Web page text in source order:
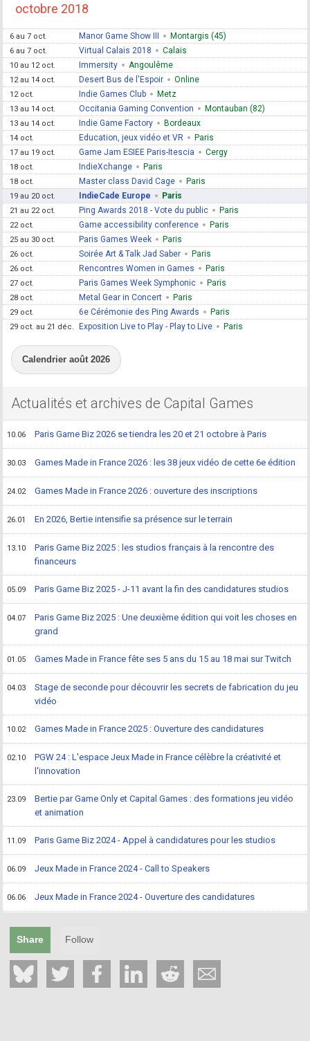
octobre 2018
6 au 7 oct. Manor Game Show III Montargis (45)
6 au 7 oct. Virtual Calais 2018 Calais
10 au 12 oct. Immersity Angoulême
12 au 14 oct. Desert Bus de l'Espoir Online
12 oct. Indie Games Club Metz
13 au 14 oct. Occitania Gaming Convention Montauban (82)
13 au 14 oct. Indie Game Factory Bordeaux
14 oct. Education, jeux vidéo et VR Paris
17 au 19 oct. Game Jam ESIEE Paris-Itescia Cergy
18 oct. IndieXchange Paris
18 oct. Master class David Cage Paris
19 au 20 oct. IndieCade Europe Paris
21 au 22 oct. Ping Awards 2018 - Vote du public Paris
22 oct. Game accessibility conference Paris
25 au 30 oct. Paris Games Week Paris
26 oct. Soirée Art & Talk Jad Saber Paris
26 oct. Rencontres Women in Games Paris
27 oct. Paris Games Week Symphonic Paris
28 oct. Metal Gear in Concert Paris
29 oct. 6e Cérémonie des Ping Awards Paris
29 oct. au 21 déc. Exposition Live to Play - Play to Live Paris
Calendrier août 2026
Actualités et archives de Capital Games
10.06 Paris Game Biz 2026 se tiendra les 20 et 21 octobre à Paris
30.03 Games Made in France 2026 : les 38 jeux vidéo de cette 6e édition
24.02 Games Made in France 2026 : ouverture des inscriptions
26.01 En 2026, Bertie intensifie sa présence sur le terrain
13.10
Paris Game Biz 2025 : les studios français à la rencontre des
financeurs
05.09 Paris Game Biz 2025 - J-11 avant la fin des candidatures studios
04.07
Paris Game Biz 2025 : Une deuxième édition qui voit les choses en
grand
01.05 Games Made in France fête ses 5 ans du 15 au 18 mai sur Twitch
04.03
Stage de seconde pour découvrir les secrets de fabrication du jeu
vidéo
10.02 Games Made in France 2025 : Ouverture des candidatures
02.10
PGW 24 : L'espace Jeux Made in France célèbre la créativité et
l'innovation
23.09
Bertie par Game Only et Capital Games : des formations jeu vidéo
et animation
11.09 Paris Game Biz 2024 - Appel à candidatures pour les studios
06.09 Jeux Made in France 2024 - Call to Speakers
06.06 Jeux Made in France 2024 - Ouverture des candidatures
Share Follow